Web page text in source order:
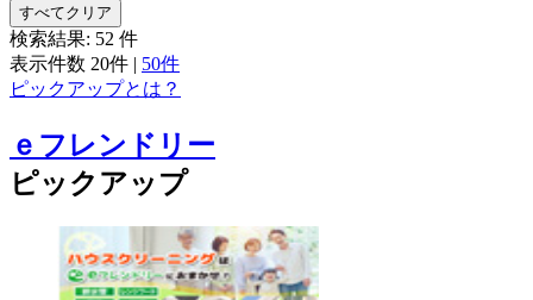
すべてクリア
検索結果: 52 件
表示件数 20件 | 50件
ピックアップとは？
ｅフレンドリー
ピックアップ